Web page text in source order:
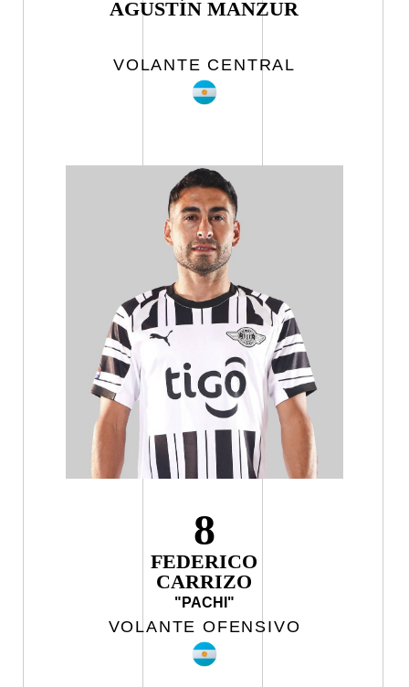
AGUSTÍN MANZUR
VOLANTE CENTRAL
8
FEDERICO
CARRIZO
"PACHI"
VOLANTE OFENSIVO